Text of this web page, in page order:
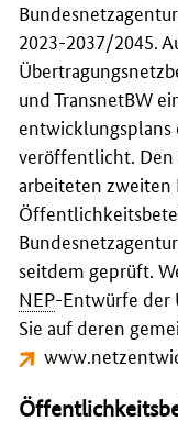
2023-2037/2045.
und TransnetBW
entwicklungs­plans
ver­öffentlicht.
arbeiteten zweiten
seitdem geprüft.
NEP-Entwürfe der
Sie auf deren